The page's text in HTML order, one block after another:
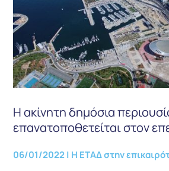
Η ακίνητη δημόσια
επανατοποθετείται στον
06/01/2022| Η ΕΤΑΔ στην